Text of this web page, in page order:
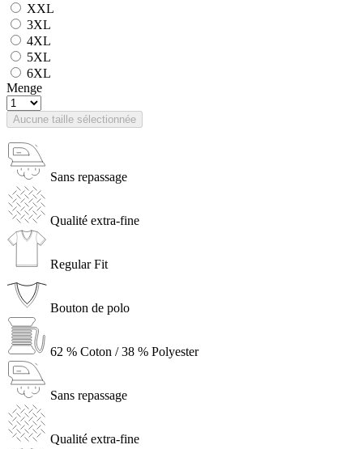
XXL
3XL
4XL
5XL
6XL
Menge
Aucune taille sélectionnée
Sans repassage
Qualité extra-fine
Regular Fit
Bouton de polo
62 % Coton / 38 % Polyester
Sans repassage
Qualité extra-fine